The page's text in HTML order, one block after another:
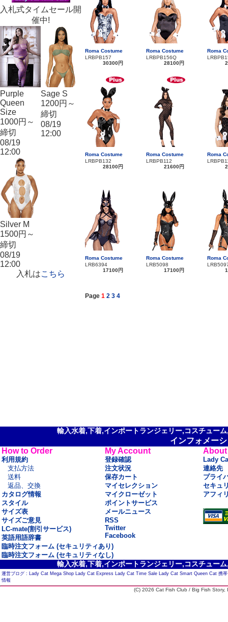
入札式タイムセール開
催中!
Purple
Queen
Size
1000円～
締切
08/19
12:00
Sage S
1200円～
締切
08/19
12:00
Silver M
1500円～
締切
08/19
12:00
入札はこちら
Roma Costume
LRBPB157
30300円
Roma Costume
LRBPB156Q
28100円
Roma
Roma Costume
LRBPB132
28100円
Roma Costume
LRBPB112
21600円
Roma
Roma Costume
LRB6394
17100円
Roma Costume
LRB5098
17100円
Roma
Page 1 2 3 4
輸入水着,下着,インポートランジェリー,コスチュー
インフォメー
How to Order
利用規約
支払方法
送料
返品、交換
カタログ情報
スタイル
サイズ表
サイズご意見
LC-mate(割引サービス)
英語用語辞書
My Account
登録確認
注文状況
保存カート
マイセレクション
マイクローゼット
ポイントサービス
メールニュース
RSS
Twitter
Facebook
About
Lady
連絡先
プライ
セキュ
アフィ
臨時注文フォーム (セキュリティあり)
臨時注文フォーム (セキュリティなし)
輸入水着,下着,インポートランジェリー,コスチュー
運営ブログ : Lady Cat Mega Shop Lady Cat Express Lady Cat Time Sale Lady Cat Smart Queen Cat 携
情報
(C) 2026 Cat Fish Club / Big Fish Story,